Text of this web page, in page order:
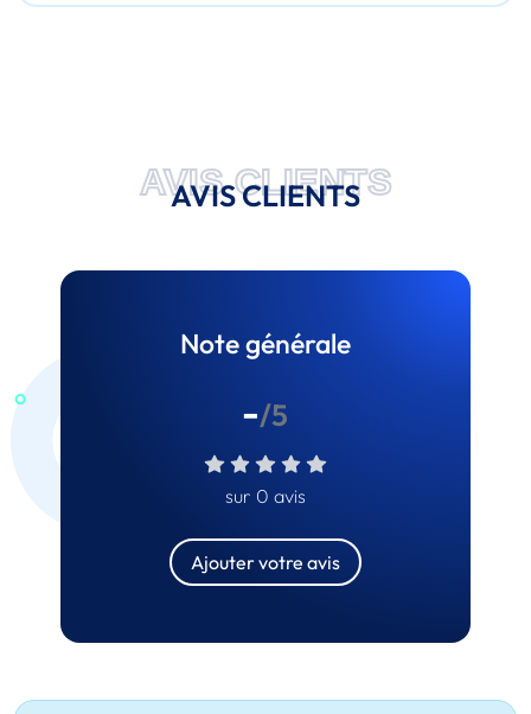
AVIS CLIENTS
AVIS CLIENTS
Note générale
-/5
sur 0 avis
Ajouter votre avis